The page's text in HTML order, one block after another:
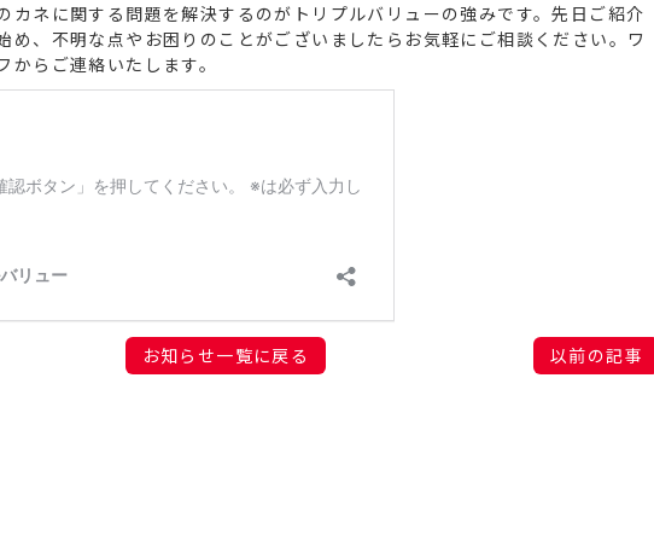
カネに関する問題を解決するのがトリプルバリューの強みです。先日ご紹介
め、不明な点やお困りのことがございましたらお気軽にご相談ください。ワ
らご連絡いたします。
お知らせ一覧に戻る 以前の記事